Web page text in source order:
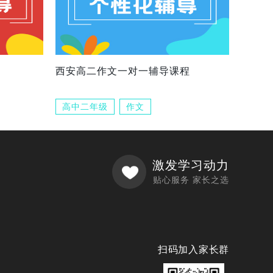
西安高二作文一对一辅导课程
高中二年级 作文
激发学习动力
贴心服务 家长之选
扫码加入家长群